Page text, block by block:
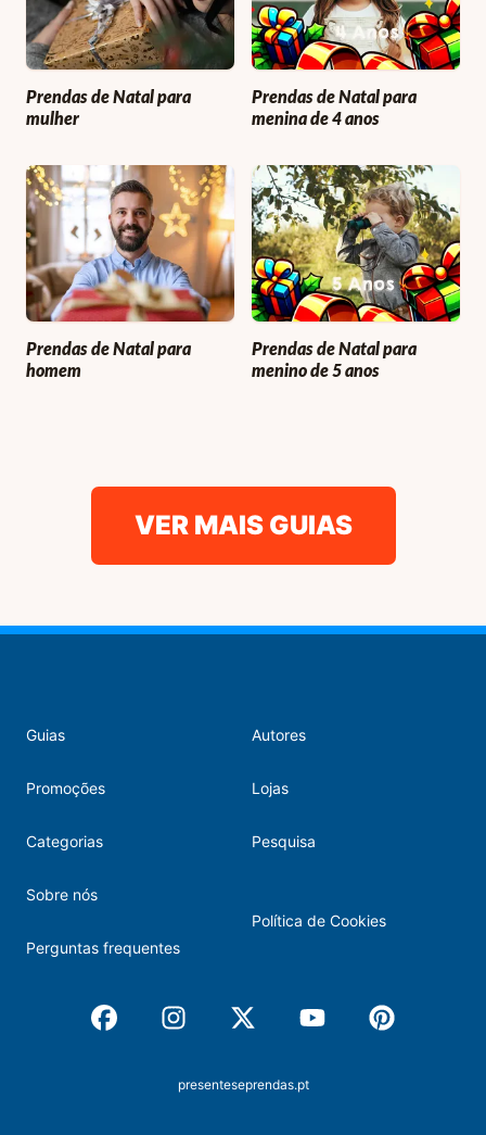
Prendas de Natal para
mulher
Prendas de Natal para
menina de 4 anos
Prendas de Natal para
homem
Prendas de Natal para
menino de 5 anos
VER MAIS GUIAS
Guias
Promoções
Categorias
Autores
Lojas
Pesquisa
Sobre nós
Perguntas frequentes
Política de Cookies
FacebookInstagram
X Youtube Pinterest
presenteseprendas.pt